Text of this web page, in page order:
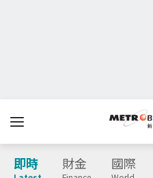
即時 財金 國際